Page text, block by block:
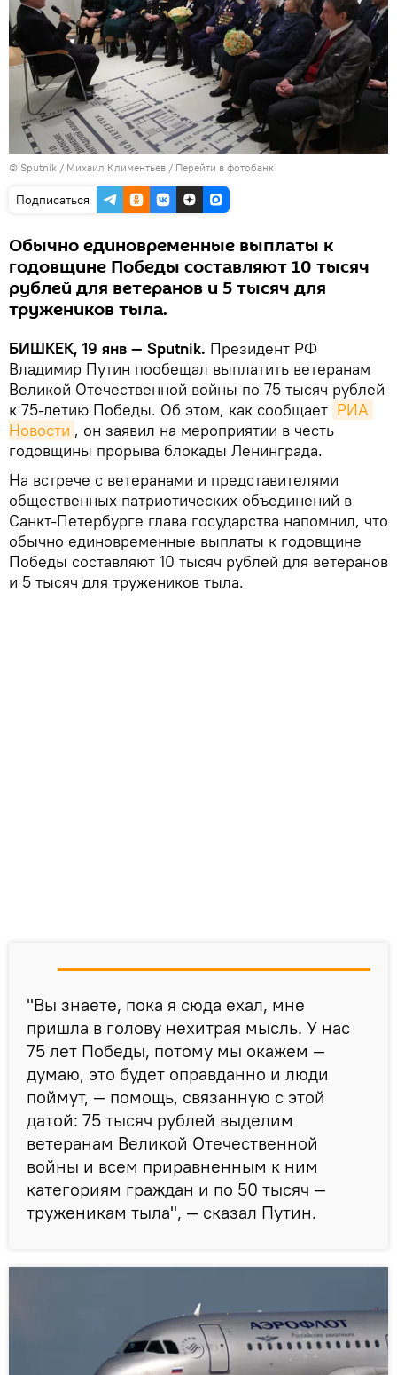
© Sputnik / Михаил Климентьев / Перейти в фотобанк
Подписаться
Обычно единовременные выплаты к
годовщине Победы составляют 10 тысяч
рублей для ветеранов и 5 тысяч для
тружеников тыла.
БИШКЕК, 19 янв — Sputnik. Президент РФ
Владимир Путин пообещал выплатить ветеранам
Великой Отечественной войны по 75 тысяч рублей
к 75-летию Победы. Об этом, как сообщает РИА
Новости , он заявил на мероприятии в честь
годовщины прорыва блокады Ленинграда.
На встрече с ветеранами и представителями
общественных патриотических объединений в
Санкт-Петербурге глава государства напомнил, что
обычно единовременные выплаты к годовщине
Победы составляют 10 тысяч рублей для ветеранов
и 5 тысяч для тружеников тыла.
"Вы знаете, пока я сюда ехал, мне
пришла в голову нехитрая мысль. У нас
75 лет Победы, потому мы окажем —
думаю, это будет оправданно и люди
поймут, — помощь, связанную с этой
датой: 75 тысяч рублей выделим
ветеранам Великой Отечественной
войны и всем приравненным к ним
категориям граждан и по 50 тысяч —
труженикам тыла", — сказал Путин.